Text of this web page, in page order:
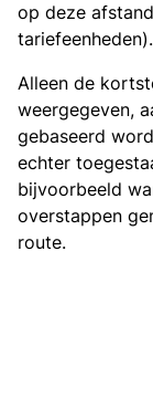
op deze
tariefeenheden).
Alleen de
weergegeven,
gebaseerd
echter
bijvoorbeeld
overstappen
route.